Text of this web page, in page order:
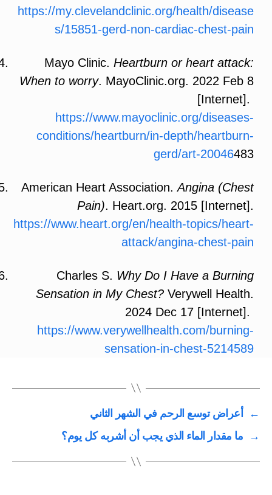
https://my.clevelandclinic.org/health/disease
s/15851-gerd-non-cardiac-chest-pain
Mayo Clinic. Heartburn or heart attack:
When to worry. MayoClinic.org. 2022 Feb 8
[Internet].
https://www.mayoclinic.org/diseases-
conditions/heartburn/in-depth/heartburn-
gerd/art-20046483
American Heart Association.Angina (Chest
Pain). Heart.org. 2015 [Internet].
https://www.heart.org/en/health-topics/heart-
attack/angina-chest-pain
Charles S. Why Do I Have a Burning
Sensation in My Chest? Verywell Health.
2024 Dec 17 [Internet].
https://www.verywellhealth.com/burning-
sensation-in-chest-5214589
←
أعراض توسع الرحم في الشهر الثاني
→
ما مقدار الماء الذي يجب أن أشربه كل يوم؟